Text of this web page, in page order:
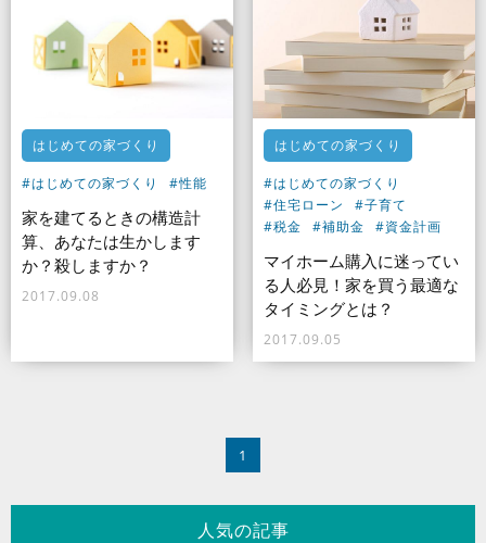
はじめての家づくり
#はじめての家づくり #性能
家を建てるときの構造計
算、あなたは生かします
か？殺しますか？
2017.09.08
はじめての家づくり
#はじめての家づくり
#住宅ローン
#子育て
#税金
#補助金 #資金計画
マイホーム購入に迷ってい
る人必見！家を買う最適な
タイミングとは？
2017.09.05
1
人気の記事